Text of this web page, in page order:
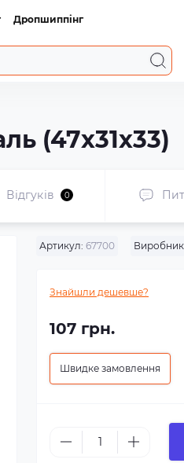
Дропшиппінг
(47x31x33)
Відгуків 0
Артикул: 67700
Знайшли дешевше?
107 грн.
Швидке замовлення